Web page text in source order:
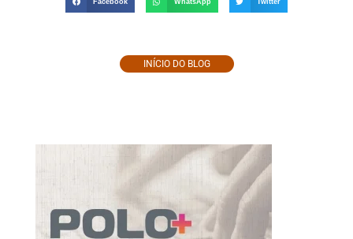
INÍCIO DO BLOG